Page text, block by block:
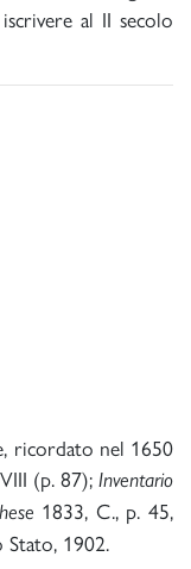
al II secolo
ricordato nel 1650
(p. 87); Inventario
1833, C., p. 45,
1902.